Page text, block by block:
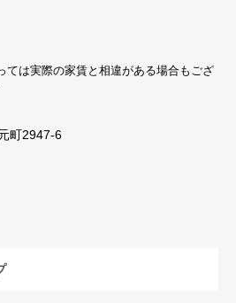
は実際の家賃と相違がある場合もござ
町2947-6